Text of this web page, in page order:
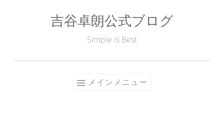
吉谷卓朗公式ブログ
Simple is Best
メインメニュー